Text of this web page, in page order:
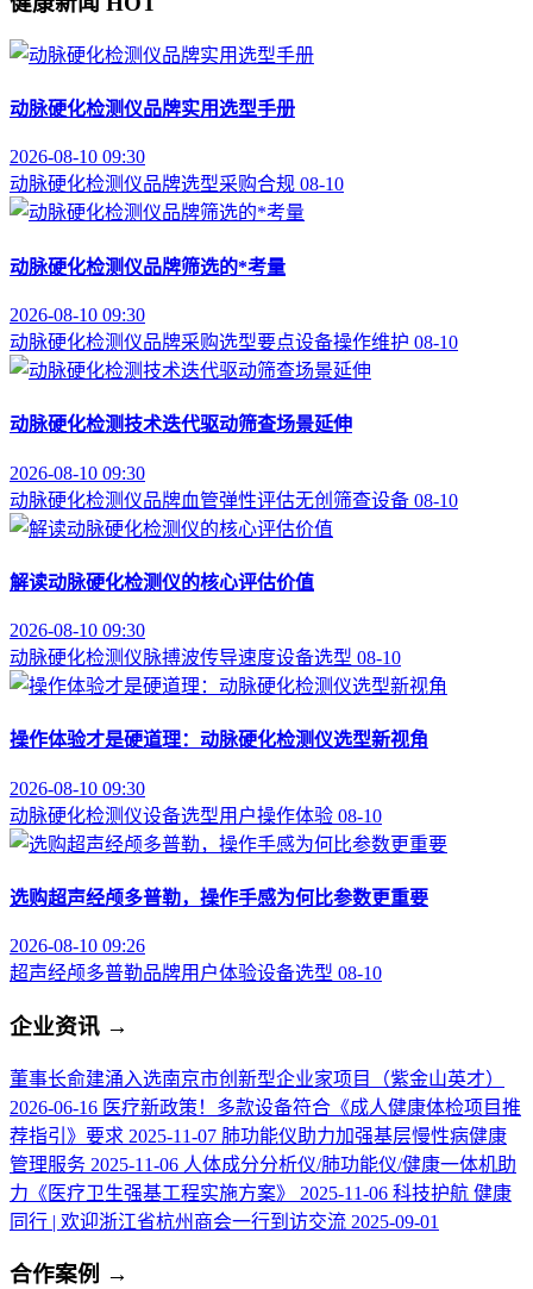
动脉硬化检测仪品牌实用选型手册
2026-08-10 09:30
动脉硬化检测仪品牌选型采购合规 08-10
动脉硬化检测仪品牌筛选的*考量
2026-08-10 09:30
动脉硬化检测仪品牌采购选型要点设备操作维护 08-10
动脉硬化检测技术迭代驱动筛查场景延伸
2026-08-10 09:30
动脉硬化检测仪品牌血管弹性评估无创筛查设备 08-10
解读动脉硬化检测仪的核心评估价值
2026-08-10 09:30
动脉硬化检测仪脉搏波传导速度设备选型 08-10
操作体验才是硬道理：动脉硬化检测仪选型新视角
2026-08-10 09:30
动脉硬化检测仪设备选型用户操作体验 08-10
选购超声经颅多普勒，操作手感为何比参数更重要
2026-08-10 09:26
超声经颅多普勒品牌用户体验设备选型 08-10
企业资讯 →
董事长俞建涌入选南京市创新型企业家项目（紫金山英才）
2026-06-16 医疗新政策！多款设备符合《成人健康体检项目推
荐指引》要求 2025-11-07 肺功能仪助力加强基层慢性病健康
管理服务 2025-11-06 人体成分分析仪/肺功能仪/健康一体机助
力《医疗卫生强基工程实施方案》
2025-11-06 科技护航 健康
同行 | 欢迎浙江省杭州商会一行到访交流 2025-09-01
合作案例 →